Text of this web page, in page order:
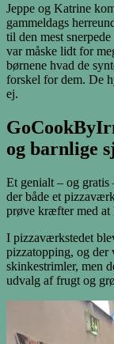
Jeppe og Katrine
gammeldags
til den mest
var måske lidt for
børnene hvad de
forskel for dem. De
ej.
og barnlige
Et genialt – og
der både et
prøve kræfter med at
I pizzaværkstedet
pizzatopping, og der
skinkestrimler, men
udvalg af frugt og